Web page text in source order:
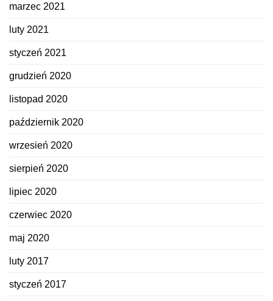
marzec 2021
luty 2021
styczeń 2021
grudzień 2020
listopad 2020
październik 2020
wrzesień 2020
sierpień 2020
lipiec 2020
czerwiec 2020
maj 2020
luty 2017
styczeń 2017